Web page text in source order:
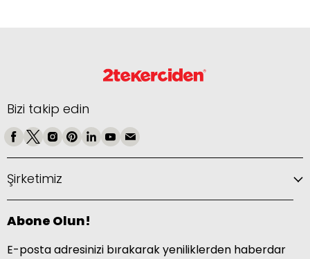
Bizi takip edin
Şirketimiz
Abone Olun!
E-posta adresinizi bırakarak yeniliklerden haberdar